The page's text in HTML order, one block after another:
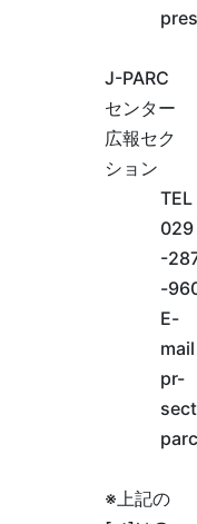
J-PARC
センター
広報セク
ション
TEL
029
-
-
E-
mail
pr-
※上記の